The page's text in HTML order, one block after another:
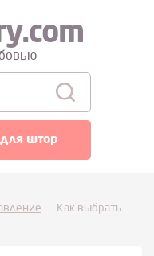
для штор
-
Как выбрать